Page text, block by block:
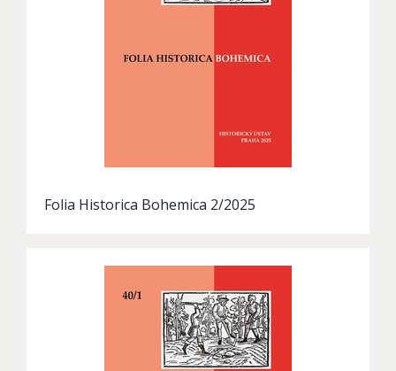
Folia Historica Bohemica 2/2025